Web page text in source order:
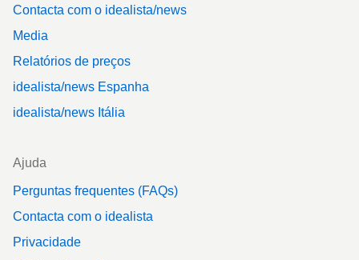
Contacta com o idealista/news
Media
Relatórios de preços
idealista/news Espanha
idealista/news Itália
Ajuda
Perguntas frequentes (FAQs)
Contacta com o idealista
Privacidade